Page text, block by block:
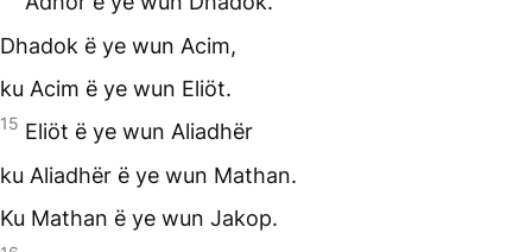
Dhadok ë ye wun Acim,
ku Acim ë ye wun Eliöt.
15 Eliöt ë ye wun Aliadhër
ku Aliadhër ë ye wun Mathan.
Ku Mathan ë ye wun Jakop.